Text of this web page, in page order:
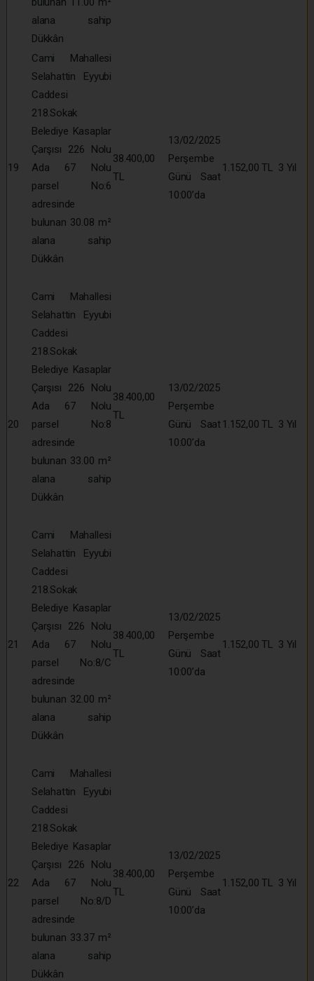
alana sahip
Dükkân
19
Cami Mahallesi
Selahattin Eyyubi
Caddesi
218.Sokak
Belediye Kasaplar
Çarşısı 226 Nolu
Ada 67 Nolu
parsel No:6
adresinde
bulunan 30.08 m²
alana sahip
Dükkân
38.400,00
TL
13/02/2025
Perşembe
Günü Saat
10:00’da
1.152,00 TL 3 Yıl
20
Cami Mahallesi
Selahattin Eyyubi
Caddesi
218.Sokak
Belediye Kasaplar
Çarşısı 226 Nolu
Ada 67 Nolu
parsel No:8
adresinde
bulunan 33.00 m²
alana sahip
Dükkân
38.400,00
TL
13/02/2025
Perşembe
Günü Saat
10:00’da
1.152,00 TL 3 Yıl
21
Cami Mahallesi
Selahattin Eyyubi
Caddesi
218.Sokak
Belediye Kasaplar
Çarşısı 226 Nolu
Ada 67 Nolu
parsel No:8/C
adresinde
bulunan 32.00 m²
alana sahip
Dükkân
38.400,00
TL
13/02/2025
Perşembe
Günü Saat
10:00’da
1.152,00 TL 3 Yıl
22
Cami Mahallesi
Selahattin Eyyubi
Caddesi
218.Sokak
Belediye Kasaplar
Çarşısı 226 Nolu
Ada 67 Nolu
parsel No:8/D
adresinde
bulunan 33.37 m²
alana sahip
Dükkân
38.400,00
TL
13/02/2025
Perşembe
Günü Saat
10:00’da
1.152,00 TL 3 Yıl